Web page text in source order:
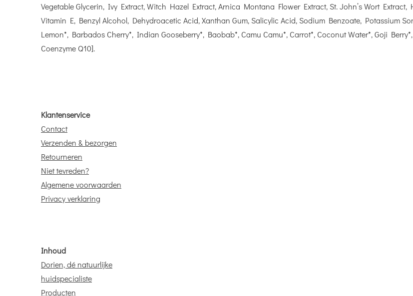
Vegetable Glycerin, Ivy Extract, Witch Hazel Extract, Arnica Montana Flower Extract, St. John’s Wort Extract,
Vitamin E, Benzyl Alcohol, Dehydroacetic Acid, Xanthan Gum, Salicylic Acid, Sodium Benzoate, Potassium
Lemon*, Barbados Cherry*, Indian Gooseberry*, Baobab*, Camu Camu*, Carrot*, Coconut Water*, Goji
Coenzyme Q10].
Klantenservice
Contact
Verzenden & bezorgen
Retourneren
Niet tevreden?
Algemene voorwaarden
Privacy verklaring
Inhoud
Dorien, dé natuurlijke
huidspecialiste
Producten